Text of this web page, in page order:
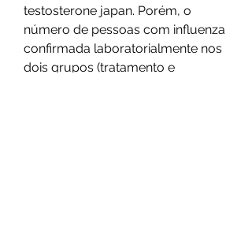
testosterone japan. Porém, o
número de pessoas com influenza
confirmada laboratorialmente nos
dois grupos (tratamento e